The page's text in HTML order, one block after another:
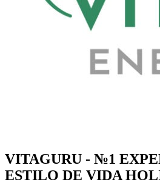
VITAGURU - №1
ESTILO DE VIDA